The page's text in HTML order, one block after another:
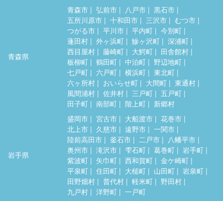
青森県
青森市 弘前市 八戸市
黒石市
五所川原市
十和田市 三沢市
むつ市
つがる市
平川市 平内町
今別町
蓬田村
外ヶ浜町 鰺ヶ沢町
深浦町
西目屋村
藤崎町 大鰐町
田舎館村
板柳町
鶴田町 中泊町
野辺地町
七戸町
六戸町 横浜町
東北町
六ヶ所村
おいらせ町 大間町
東通村
風間浦村
佐井村 三戸町
五戸町
田子町
南部町 階上町 新郷村
岩手県
盛岡市 宮古市 大船渡市
花巻市
北上市
久慈市 遠野市
一関市
陸前高田市
釜石市 二戸市
八幡平市
奥州市
滝沢市 雫石町 葛巻町
岩手町
紫波町
矢巾町 西和賀町
金ケ崎町
平泉町
住田町 大槌町 山田町
岩泉町
田野畑村
普代村 軽米町
野田村
九戸村
洋野町 一戸町